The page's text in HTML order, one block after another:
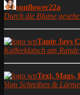
sunflower22a
Durch die Blume
Tante Jays
Kaffeeklatsch am
Text, Mags,
Vom Schreiben &